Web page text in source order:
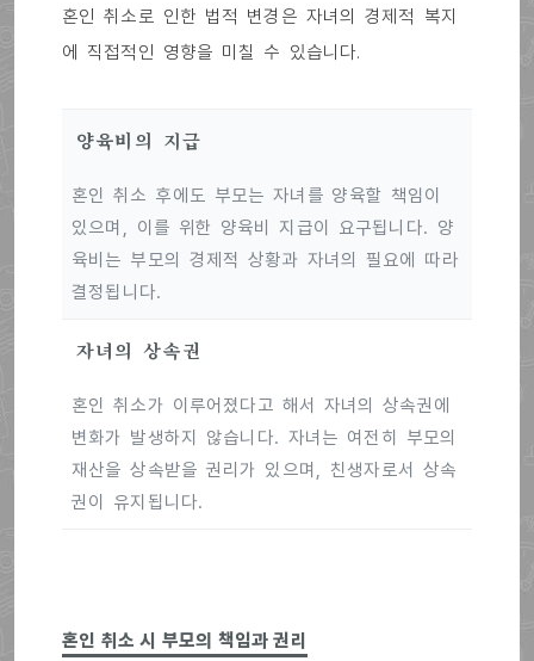
혼인 취소로 인한 법적 변경은 자녀의 경제적 복지
에 직접적인 영향을 미칠 수 있습니다.
양육비의 지급
혼인 취소 후에도 부모는 자녀를 양육할 책임이
있으며, 이를 위한 양육비 지급이 요구됩니다. 양
육비는 부모의 경제적 상황과 자녀의 필요에 따라
결정됩니다.
자녀의 상속권
혼인 취소가 이루어졌다고 해서 자녀의 상속권에
변화가 발생하지 않습니다. 자녀는 여전히 부모의
재산을 상속받을 권리가 있으며, 친생자로서 상속
권이 유지됩니다.
혼인 취소 시 부모의 책임과 권리